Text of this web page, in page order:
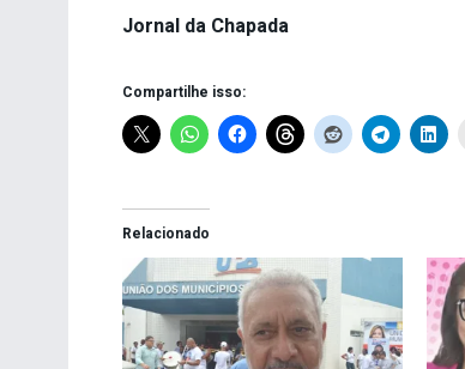
Jornal da Chapada
Compartilhe isso:
Relacionado